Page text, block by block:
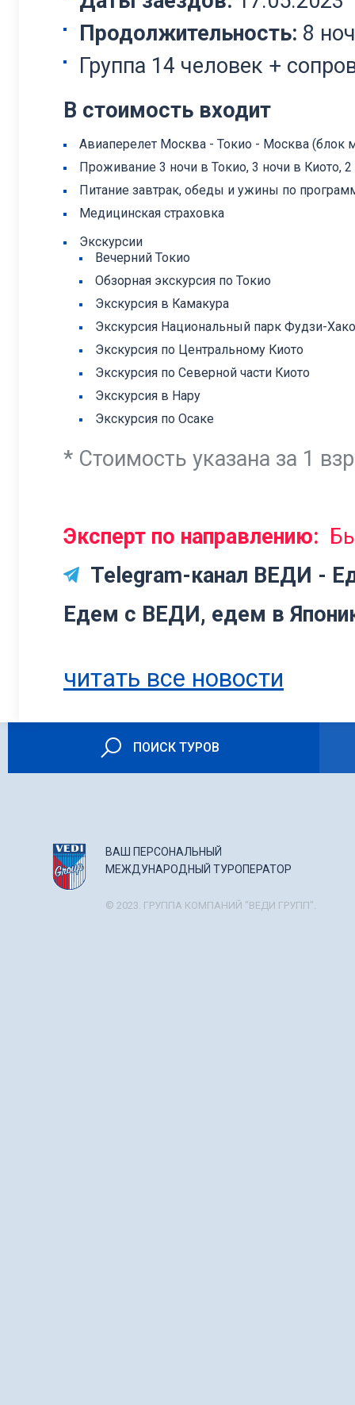
Продолжительность: 8
Группа 14 человек +
В стоимость входит
Авиаперелет Москва - Токио - Москва (блок
Проживание 3 ночи в Токио, 3 ночи в Киото,
Питание завтрак, обеды и ужины по
Медицинская страховка
Экскурсии
Вечерний Токио
Обзорная экскурсия по Токио
Экскурсия в Камакура
Экскурсия Национальный парк Фудзи-
Экскурсия по Центральному Киото
Экскурсия по Северной части Киото
Экскурсия в Нару
Экскурсия по Осаке
* Стоимость указана за 1
Эксперт по направлению:
Telegram-канал ВЕДИ -
Едем с ВЕДИ, едем в
читать все новости
ПОИСК ТУРОВ
ВАШ ПЕРСОНАЛЬНЫЙ
МЕЖДУНАРОДНЫЙ ТУРОПЕРАТОР
© 2023. ГРУППА КОМПАНИЙ "ВЕДИ ГРУПП".